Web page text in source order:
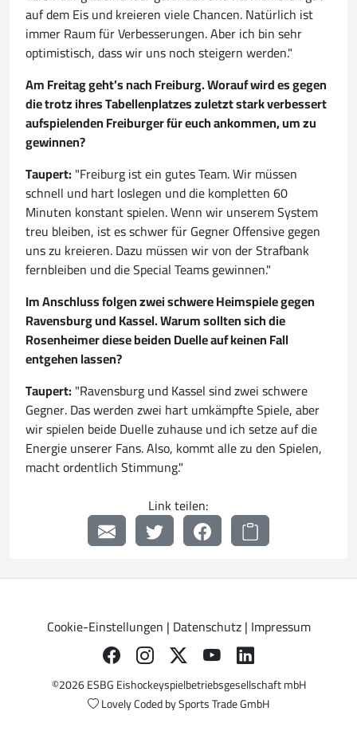
auf dem Eis und kreieren viele Chancen. Natürlich ist
immer Raum für Verbesserungen. Aber ich bin sehr
optimistisch, dass wir uns noch steigern werden."
Am Freitag geht’s nach Freiburg. Worauf wird es gegen
die trotz ihres Tabellenplatzes zuletzt stark verbessert
aufspielenden Freiburger für euch ankommen, um zu
gewinnen?
Taupert: "Freiburg ist ein gutes Team. Wir müssen
schnell und hart loslegen und die kompletten 60
Minuten konstant spielen. Wenn wir unserem System
treu bleiben, ist es schwer für Gegner Offensive gegen
uns zu kreieren. Dazu müssen wir von der Strafbank
fernbleiben und die Special Teams gewinnen."
Im Anschluss folgen zwei schwere Heimspiele gegen
Ravensburg und Kassel. Warum sollten sich die
Rosenheimer diese beiden Duelle auf keinen Fall
entgehen lassen?
Taupert: "Ravensburg und Kassel sind zwei schwere
Gegner. Das werden zwei hart umkämpfte Spiele, aber
wir spielen beide Duelle zuhause und ich setze auf die
Energie unserer Fans. Also, kommt alle zu den Spielen,
macht ordentlich Stimmung."
Link teilen:
Cookie-Einstellungen | Datenschutz| Impressum
©2026 ESBG Eishockeyspielbetriebsgesellschaft mbH
Lovely Coded bySports Trade GmbH